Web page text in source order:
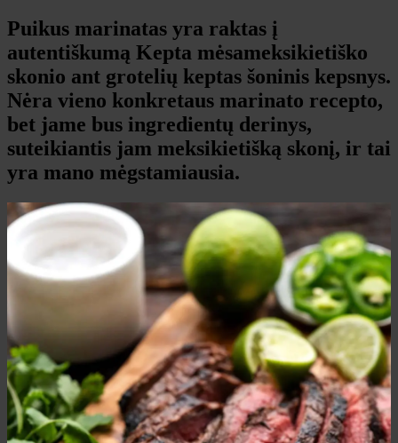
Puikus marinatas yra raktas į
autentiškumą Kepta mėsameksikietiško
skonio ant grotelių keptas šoninis kepsnys.
Nėra vieno konkretaus marinato recepto,
bet jame bus ingredientų derinys,
suteikiantis jam meksikietišką skonį, ir tai
yra mano mėgstamiausia.